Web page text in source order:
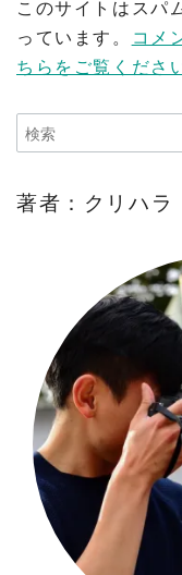
このサイトはスパ
っています。
コメ
ちらをご覧くださ
著者：クリハラ